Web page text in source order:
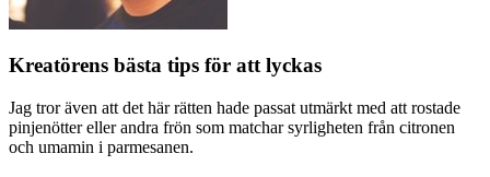
Kreatörens bästa tips för att lyckas
Jag tror även att det här rätten hade passat utmärkt med att rostade
pinjenötter eller andra frön som matchar syrligheten från citronen
och umamin i parmesanen.